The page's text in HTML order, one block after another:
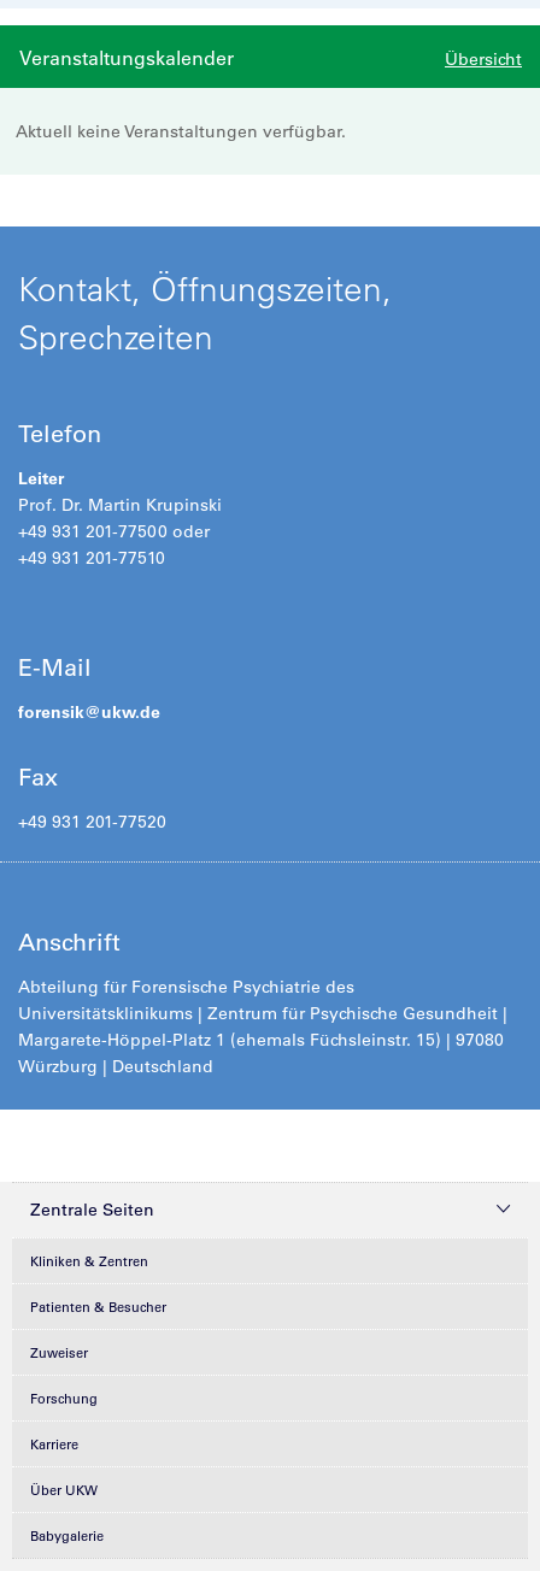
Veranstaltungskalender Übersicht
Aktuell keine Veranstaltungen verfügbar.
Kontakt, Öffnungszeiten,
Sprechzeiten
Telefon
Leiter
Prof. Dr. Martin Krupinski
+49 931 201-77500 oder
+49 931 201-77510
E-Mail
forensik@ukw.de
Fax
+49 931 201-77520
Anschrift
Abteilung für Forensische Psychiatrie des
Universitätsklinikums | Zentrum für Psychische Gesundheit |
Margarete-Höppel-Platz 1 (ehemals Füchsleinstr. 15) | 97080
Würzburg | Deutschland
Zentrale Seiten
Kliniken & Zentren
Patienten & Besucher
Zuweiser
Forschung
Karriere
Über UKW
Babygalerie